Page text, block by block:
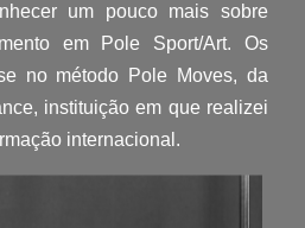
um pouco mais sobre
em Pole Sport/Art. Os
no método Pole Moves, da
instituição em que realizei
internacional.